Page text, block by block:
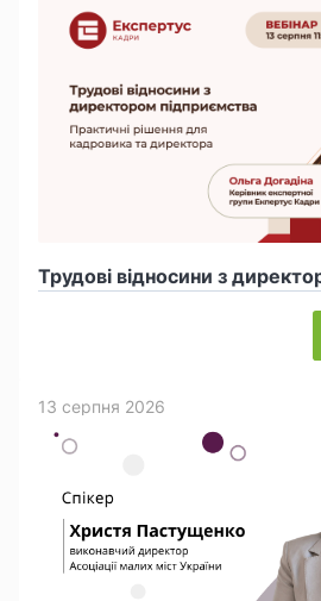
Трудові відносини з
13 серпня 2026